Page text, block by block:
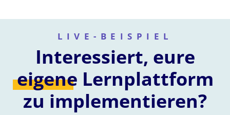
LIVE-BEISPIEL
Interessiert, eure
eigene Lernplattform
zu implementieren?